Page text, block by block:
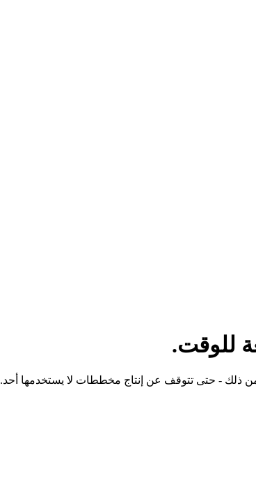
للوقت.
من ذلك - حتى تتوقف عن إنتاج مخططات لا يستخدمها أحد.